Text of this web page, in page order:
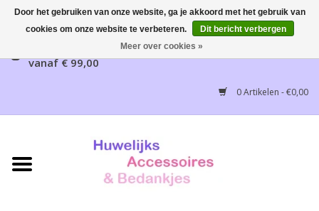
Gratis verzending mogelijk, NL vanaf € 65,00, België
vanaf € 99,00
0 Artikelen - €0,00
Home
Bruidsaccessoires
Door het gebruiken van onze website, ga je akkoord met het gebruik van
cookies om onze website te verbeteren.
Dit bericht verbergen
Meer over cookies »